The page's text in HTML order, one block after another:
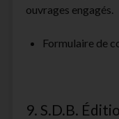
ouvrages engagés.
Formulaire de
9. S.D.B.